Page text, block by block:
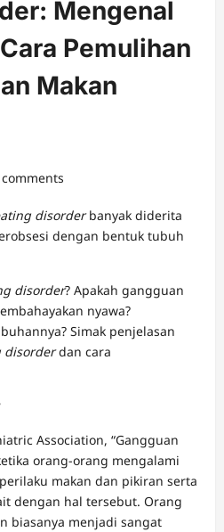
Mengenal
Pemulihan
Makan
disorderbanyak diderita
dengan bentuk tubuh
disorder? Apakah gangguan
nyawa?
Simak penjelasan
disorderdan cara
Association, “Gangguan
orang-orang mengalami
makan dan pikiran serta
dengan hal tersebut. Orang
biasanya menjadi sangat